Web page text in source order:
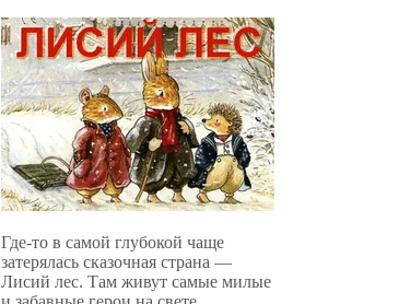
Где-то в самой глубокой чаще
затерялась сказочная страна —
Лисий лес. Там живут самые милые